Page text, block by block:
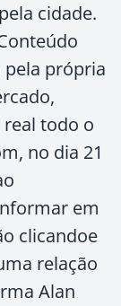
cidade.
pela própria
todo o
no dia 21
em
clicandoe
relação
Alan